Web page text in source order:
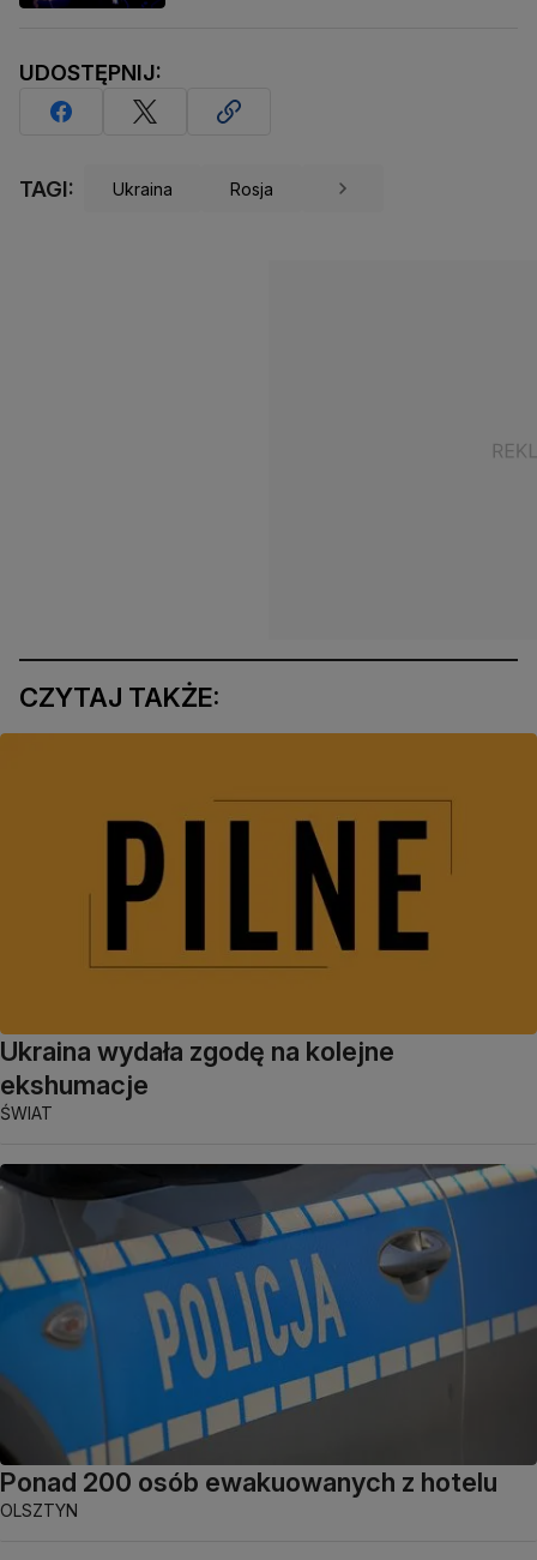
UDOSTĘPNIJ:
TAGI: Ukraina Rosja
CZYTAJ TAKŻE:
Ukraina wydała zgodę na kolejne
ekshumacje
ŚWIAT
Ponad 200 osób ewakuowanych z hotelu
OLSZTYN